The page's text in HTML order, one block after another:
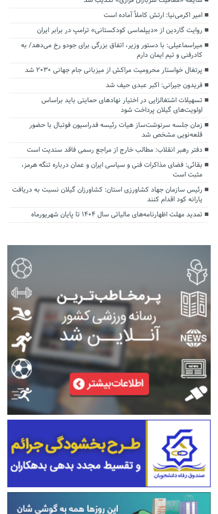
امیر اکرمی‌نیا: ارتش کاملاً آماده است
روایت گاردین از «دیپلماسی کودکستانی» ترامپ در برابر ایران
میراسماعیلی: با دستور وزیر، اتفاق بزرگی برای جودو رخ می‌دهد/ به
کادرفنی و تیم ایمان دارم
پرتغال خواستار محرومیت مراکش از میزبانی جام جهانی ۲۰۳۰ شد
فریدون جیرانی: اکبر عبدی حیف شد
تسهیلات اشتغالزایی در اختیار نهادهای حمایتی باید براساس
اولویت‌های گیلان پرداخت شود
زمان جلسه سرنوشت‌ساز هیات رئیسه فدراسیون فوتبال با حضور
قلعه‌نویی مشخص شد
دفتر رهبر انقلاب: مطالب خارج از مراجع رسمی فاقد سندیت است
بقائی: فضای مذاکرات فنی و سیاسی ایران و عمان درباره تنگه هرمز،
مثبت است
رئیس سازمان جهاد کشاورزی استان: کشاورزان گیلان نسبت به دریافت
یارانه کود اقدام کنند
تمدید مهلت اظهارنامه‌های مالیاتی سال ۱۴۰۴ تا پایان شهریورماه